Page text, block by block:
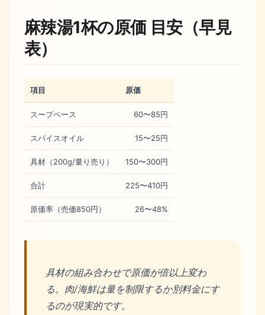
麻辣湯1杯の原価 目安（早見
表）
項目 原価
スープベース 60〜85円
スパイスオイル 15〜25円
具材（200g/量り売り） 150〜300円
合計 225〜410円
原価率（売価850円） 26〜48%
具材の組み合わせで原価が倍以上変わ
る。肉/海鮮は量を制限するか別料金にす
るのが現実的です。